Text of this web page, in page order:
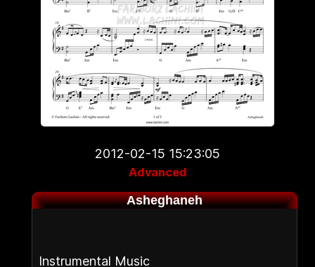
2012-02-15 15:23:05
Advanced
Asheghaneh
Instrumental Music